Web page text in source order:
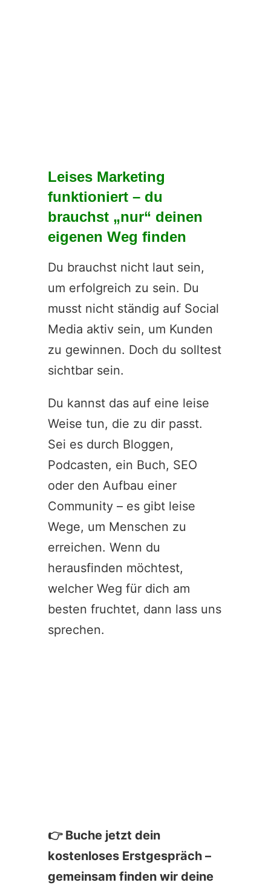
Leises Marketing
funktioniert – du
brauchst „nur“ deinen
eigenen Weg finden
Du brauchst nicht laut sein,
um erfolgreich zu sein. Du
musst nicht ständig auf Social
Media aktiv sein, um Kunden
zu gewinnen. Doch du solltest
sichtbar sein.
Du kannst das auf eine leise
Weise tun, die zu dir passt.
Sei es durch Bloggen,
Podcasten, ein Buch, SEO
oder den Aufbau einer
Community – es gibt leise
Wege, um Menschen zu
erreichen. Wenn du
herausfinden möchtest,
welcher Weg für dich am
besten fruchtet, dann lass uns
sprechen.
👉 Buche jetzt dein
kostenloses Erstgespräch–
gemeinsam finden wir deine